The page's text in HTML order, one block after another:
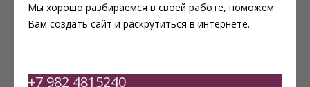
Мы хорошо разбираемся в своей работе, поможем
Вам создать сайт и раскрутиться в интернете.
+7 982 4815240